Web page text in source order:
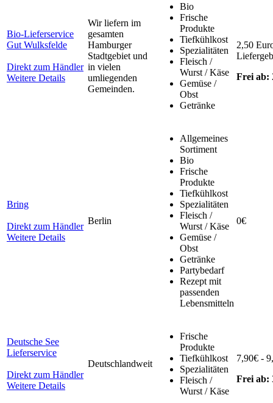
Bio-Lieferservice
Gut Wulksfelde
Direkt zum Händler
Weitere Details
Wir liefern im
gesamten
Hamburger
Stadtgebiet und
in vielen
umliegenden
Gemeinden.
Bio
Frische
Produkte
Tiefkühlkost
Spezialitäten
Fleisch /
Wurst / Käse
Gemüse /
Obst
Getränke
2,50
Frei ab:
Bring
Direkt zum Händler
Weitere Details
Berlin
Allgemeines
Sortiment
Bio
Frische
Produkte
Tiefkühlkost
Spezialitäten
Fleisch /
Wurst / Käse
Gemüse /
Obst
Getränke
Partybedarf
Rezept mit
passenden
Lebensmitteln
0€
Deutsche See
Lieferservice
Direkt zum Händler
Weitere Details
Deutschlandweit
Frische
Produkte
Tiefkühlkost
Spezialitäten
Fleisch /
Wurst / Käse
7,90€ -
Frei ab: